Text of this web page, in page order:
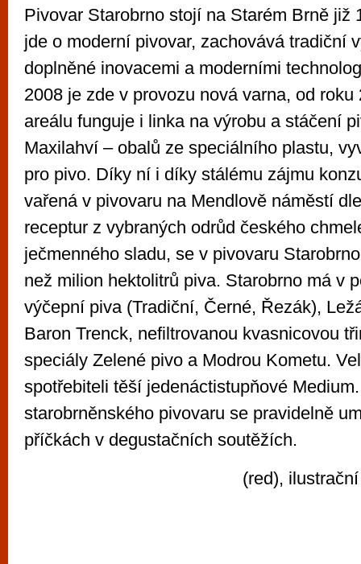
Pivovar Starobrno stojí na Starém Brně již
jde o moderní pivovar, zachovává tradiční
doplněné inovacemi a moderními
2008 je zde v provozu nová varna, od roku
areálu funguje i linka na výrobu a stáčení
Maxilahví – obalů ze speciálního plastu,
pro pivo. Díky ní i díky stálému zájmu
vařená v pivovaru na Mendlově náměstí
receptur z vybraných odrůd českého
ječmenného sladu, se v pivovaru
než milion hektolitrů piva. Starobrno má v
výčepní piva (Tradiční, Černé, Řezák),
Baron Trenck, nefiltrovanou kvasnicovou
speciály Zelené pivo a Modrou Kometu.
spotřebiteli těší jedenáctistupňové
starobrněnského pivovaru se pravidelně
příčkách v degustačních soutěžích.
(red),